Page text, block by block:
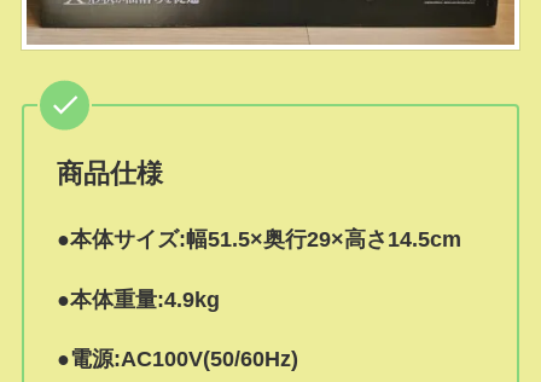
商品仕様
●本体サイズ:幅51.5×奥行29×高さ14.5cm
●本体重量:4.9kg
●電源:AC100V(50/60Hz)